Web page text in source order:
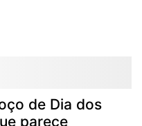
de Dia dos
parece